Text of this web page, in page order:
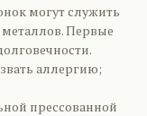
могут служить
Первые
аллергию;
прессованной